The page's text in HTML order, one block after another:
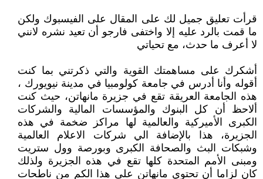
قرأت تعليق جميل لك على المقال على الفيسبوك ولكن
ما قمت بالرد عليه إلا واختفى فارجو أن تعيد نشره لانني
لا أعرف ما حدث، مع تحياتي
أشكرك على مساهمتك القوية والتي ذكرتني بما كنت
أقوله وأنا أدرس في جامعة كولومبيا في مدينة نيويورك ،
هذه الجامعة العريقة تقع في جزيرة مانهاتن، حيث كنت
ألاحظ أن كل البنوك والمؤسسات المالية والشركات
الكبرى الأميركية والعالمية لها مراكز ضخمة في هذه
الجزيرة، هذا بالإضافة الي شركات الاعلام العالمية
وشبكات البث والصحافة الكبرى وبورصة وول ستريت
ومبنى الأمم المتحدة كلها تقع في هذه الجزيرة ولذلك
كان لزاما أن تحتوي مانهاتن على هذا الكم من ناطحات